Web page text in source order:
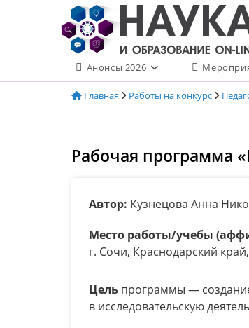
содержимому
Анонсы 2026
Главная Работы на конкурс
Рабочая программа
Автор: Кузнецова Анна
Место работы/учебы
г. Сочи, Краснодарский
Цель программы —
в исследовательскую